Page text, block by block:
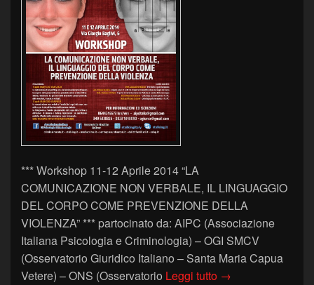
*** Workshop 11-12 Aprile 2014 “LA
COMUNICAZIONE NON VERBALE, IL LINGUAGGIO
DEL CORPO COME PREVENZIONE DELLA
VIOLENZA” *** partocinato da: AIPC (Associazione
Italiana Psicologia e Criminologia) – OGI SMCV
(Osservatorio Giuridico Italiano – Santa Maria Capua
Vetere) – ONS (Osservatorio Leggi tutto Workshop 11-12
→